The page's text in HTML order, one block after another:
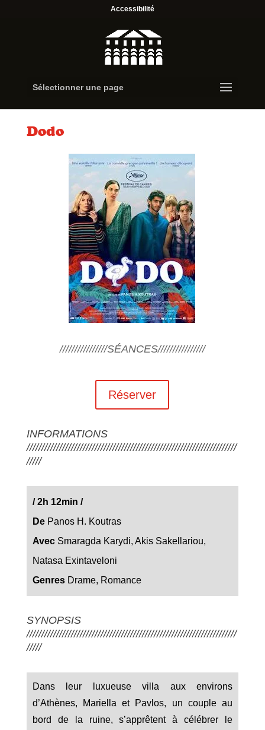
Accessibilité
Sélectionner une page
Dodo
////////////////SÉANCES////////////////
Réserver
INFORMATIONS
///////////////////////////////////////////////////////////////////////
/////
/2h 12min /
DePanos H. Koutras
AvecSmaragda Karydi, Akis Sakellariou,
Natasa Exintaveloni
Genres Drame, Romance
SYNOPSIS
///////////////////////////////////////////////////////////////////////
/////
Dans leur luxueuse villa aux environs
d’Athènes, Mariella et Pavlos, un couple au
bord de la ruine, s’apprêtent à célébrer le